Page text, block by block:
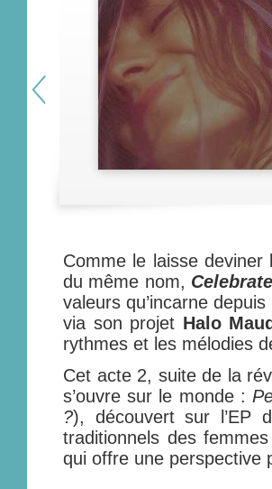
Comme le laisse deviner
du même nom, Celebrate
valeurs qu’incarne
via son projet Halo Maud
rythmes et les mélodies
Cet acte 2, suite de la
s’ouvre sur le monde :
?), découvert sur l’EP
traditionnels des
qui offre une perspective